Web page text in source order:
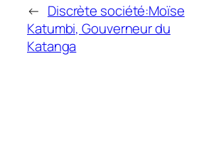
← Discrète société:Moïse
Katumbi, Gouverneur du
Katanga